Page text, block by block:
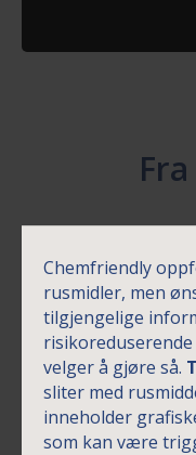
Chemfriendly
rusmidler, men
tilgjengelige
velger å gjøre så.
sliter med
inneholder
som kan være